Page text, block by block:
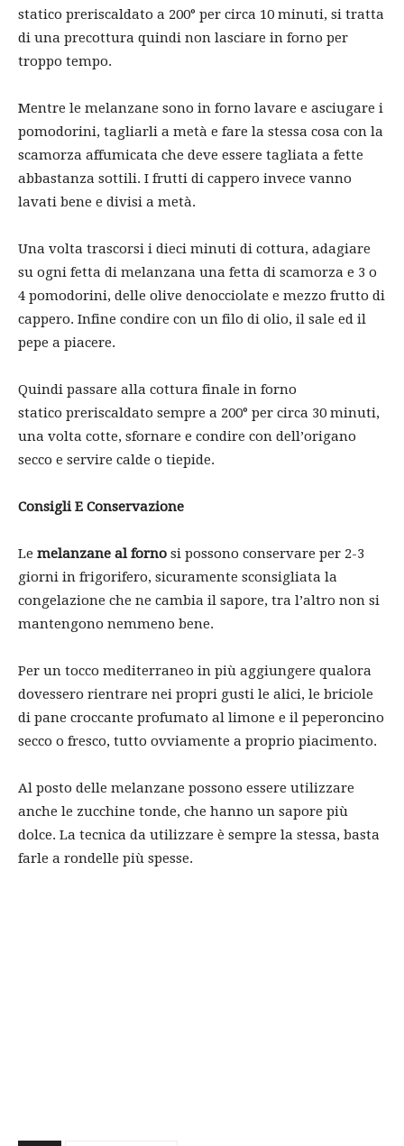
statico preriscaldato a 200° per circa 10 minuti, si tratta
di una precottura quindi non lasciare in forno per
troppo tempo.
Mentre le melanzane sono in forno lavare e asciugare i
pomodorini, tagliarli a metà e fare la stessa cosa con la
scamorza affumicata che deve essere tagliata a fette
abbastanza sottili. I frutti di cappero invece vanno
lavati bene e divisi a metà.
Una volta trascorsi i dieci minuti di cottura, adagiare
su ogni fetta di melanzana una fetta di scamorza e 3 o
4 pomodorini, delle olive denocciolate e mezzo frutto di
cappero. Infine condire con un filo di olio, il sale ed il
pepe a piacere.
Quindi passare alla cottura finale in forno
statico preriscaldato sempre a 200° per circa 30 minuti,
una volta cotte, sfornare e condire con dell’origano
secco e servire calde o tiepide.
Consigli E Conservazione
Le melanzane al forno si possono conservare per 2-3
giorni in frigorifero, sicuramente sconsigliata la
congelazione che ne cambia il sapore, tra l’altro non si
mantengono nemmeno bene.
Per un tocco mediterraneo in più aggiungere qualora
dovessero rientrare nei propri gusti le alici, le briciole
di pane croccante profumato al limone e il peperoncino
secco o fresco, tutto ovviamente a proprio piacimento.
Al posto delle melanzane possono essere utilizzare
anche le zucchine tonde, che hanno un sapore più
dolce. La tecnica da utilizzare è sempre la stessa, basta
farle a rondelle più spesse.